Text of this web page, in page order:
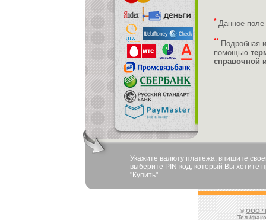
* Данное поле
** Подробная
помощью
справочной
Укажите валюту платежа, впишите
выберите PIN-код, который Вы хотите
"Купить"
©ООО
Тел./